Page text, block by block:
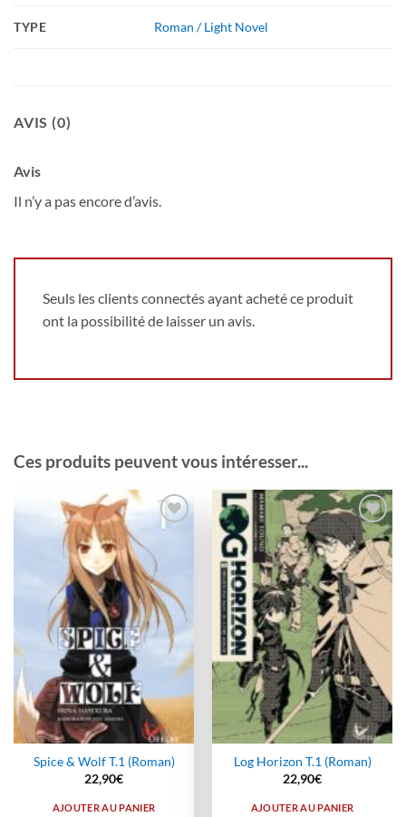
TYPE Roman / Light Novel
AVIS (0)
Avis
Il n’y a pas encore d’avis.
Seuls les clients connectés ayant acheté ce produit
ont la possibilité de laisser un avis.
Ces produits peuvent vous intéresser...
wishlist
Spice & Wolf T.1 (Roman)
22,90€
AJOUTER AU PANIER
Ajouter
à la
wishlist
Log Horizon T.1 (Roman)
22,90€
AJOUTER AU PANIER